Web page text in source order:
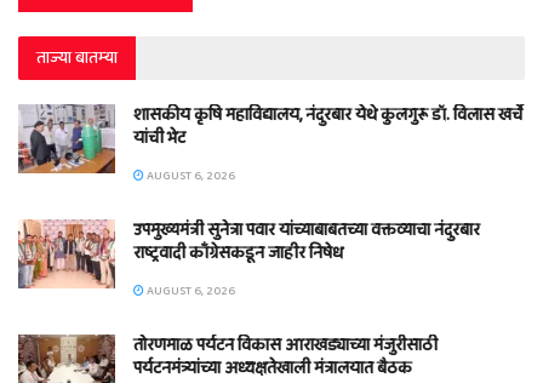
ताज्या बातम्या
शासकीय कृषि महाविद्यालय, नंदुरबार येथे कुलगुरू डॉ. विलास खर्चे
यांची भेट
AUGUST 6, 2026
उपमुख्यमंत्री सुनेत्रा पवार यांच्याबाबतच्या वक्तव्याचा नंदुरबार
राष्ट्रवादी काँग्रेसकडून जाहीर निषेध
AUGUST 6, 2026
तोरणमाळ पर्यटन विकास आराखड्याच्या मंजुरीसाठी
पर्यटनमंत्र्यांच्या अध्यक्षतेखाली मंत्रालयात बैठक